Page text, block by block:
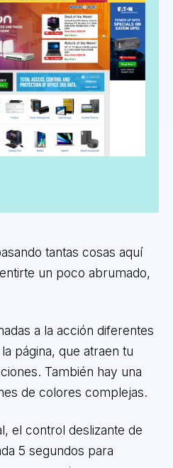
tantas cosas aquí
un poco abrumado,
a la acción diferentes
página, que atraen tu
También hay una
de colores complejas.
el control deslizante de
5 segundos para